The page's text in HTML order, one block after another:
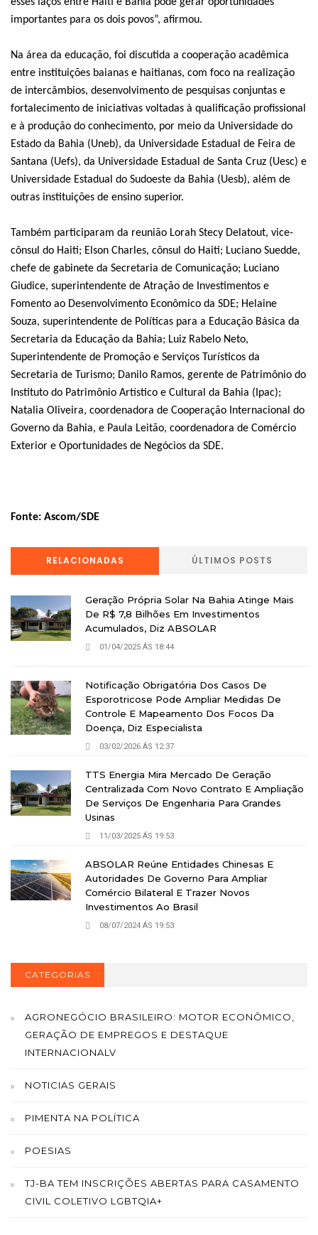
importantes para os dois povos”, afirmou.
Na área da educação, foi discutida a cooperação acadêmica
entre instituições baianas e haitianas, com foco na realização
de intercâmbios, desenvolvimento de pesquisas conjuntas e
fortalecimento de iniciativas voltadas à qualificação profissional
e à produção do conhecimento, por meio da Universidade do
Estado da Bahia (Uneb), da Universidade Estadual de Feira de
Santana (Uefs), da Universidade Estadual de Santa Cruz (Uesc) e
Universidade Estadual do Sudoeste da Bahia (Uesb), além de
outras instituições de ensino superior.
Também participaram da reunião Lorah Stecy Delatout, vice-
cônsul do Haiti; Elson Charles, cônsul do Haiti; Luciano Suedde,
chefe de gabinete da Secretaria de Comunicação; Luciano
Giudice, superintendente de Atração de Investimentos e
Fomento ao Desenvolvimento Econômico da SDE; Helaine
Souza, superintendente de Políticas para a Educação Básica da
Secretaria da Educação da Bahia; Luiz Rabelo Neto,
Superintendente de Promoção e Serviços Turísticos da
Secretaria de Turismo; Danilo Ramos, gerente de Patrimônio do
Instituto do Patrimônio Artístico e Cultural da Bahia (Ipac);
Natalia Oliveira, coordenadora de Cooperação Internacional do
Governo da Bahia, e Paula Leitão, coordenadora de Comércio
Exterior e Oportunidades de Negócios da SDE.
Fonte: Ascom/SDE
RELACIONADAS ÚLTIMOS POSTS
Geração Própria Solar Na Bahia Atinge Mais
De R$ 7,8 Bilhões Em Investimentos
Acumulados, Diz ABSOLAR
01/04/2025 ÁS 18:44
Notificação Obrigatória Dos Casos De
Esporotricose Pode Ampliar Medidas De
Controle E Mapeamento Dos Focos Da
Doença, Diz Especialista
03/02/2026 ÁS 12:37
TTS Energia Mira Mercado De Geração
Centralizada Com Novo Contrato E Ampliação
De Serviços De Engenharia Para Grandes
Usinas
11/03/2025 ÁS 19:53
ABSOLAR Reúne Entidades Chinesas E
Autoridades De Governo Para Ampliar
Comércio Bilateral E Trazer Novos
Investimentos Ao Brasil
08/07/2024 ÁS 19:53
CATEGORIAS
AGRONEGÓCIO BRASILEIRO: MOTOR ECONÔMICO,
GERAÇÃO DE EMPREGOS E DESTAQUE
INTERNACIONALV
NOTICIAS GERAIS
PIMENTA NA POLÍTICA
POESIAS
TJ-BA TEM INSCRIÇÕES ABERTAS PARA CASAMENTO
CIVIL COLETIVO LGBTQIA+